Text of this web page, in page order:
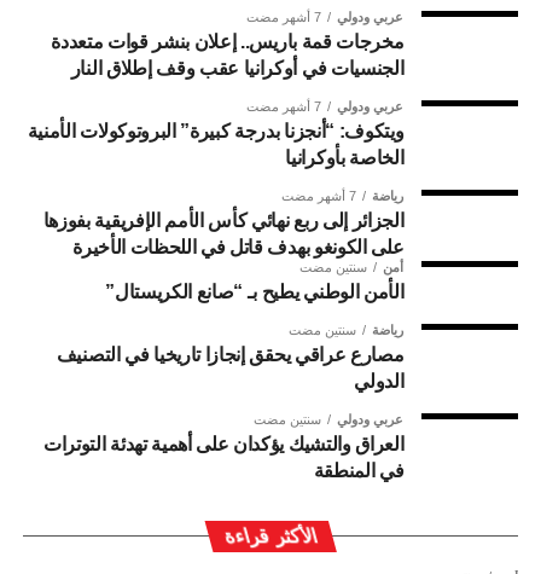
عربي ودولي 7 أشهر مضت
مخرجات قمة باريس.. إعلان بنشر قوات متعددة
الجنسيات في أوكرانيا عقب وقف إطلاق النار
عربي ودولي 7 أشهر مضت
ويتكوف: “أنجزنا بدرجة كبيرة” البروتوكولات الأمنية
الخاصة بأوكرانيا
رياضة 7 أشهر مضت
الجزائر إلى ربع نهائي كأس الأمم الإفريقية بفوزها
على الكونغو بهدف قاتل في اللحظات الأخيرة
أمن سنتين مضت
الأمن الوطني يطيح بـ “صانع الكريستال”
رياضة سنتين مضت
مصارع عراقي يحقق إنجازا تاريخيا في التصنيف
الدولي
عربي ودولي سنتين مضت
العراق والتشيك يؤكدان على أهمية تهدئة التوترات
في المنطقة
الأكثر قراءة